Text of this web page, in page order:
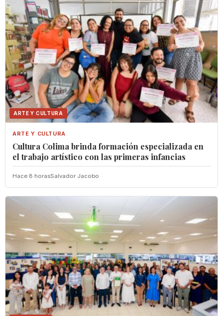
ARTE Y CULTURA
ARTE Y CULTURA
Cultura Colima brinda formación especializada en
el trabajo artístico con las primeras infancias
Hace 8 horasSalvador Jacobo